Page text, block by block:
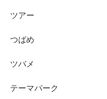
ツアー
つばめ
ツバメ
テーマパーク